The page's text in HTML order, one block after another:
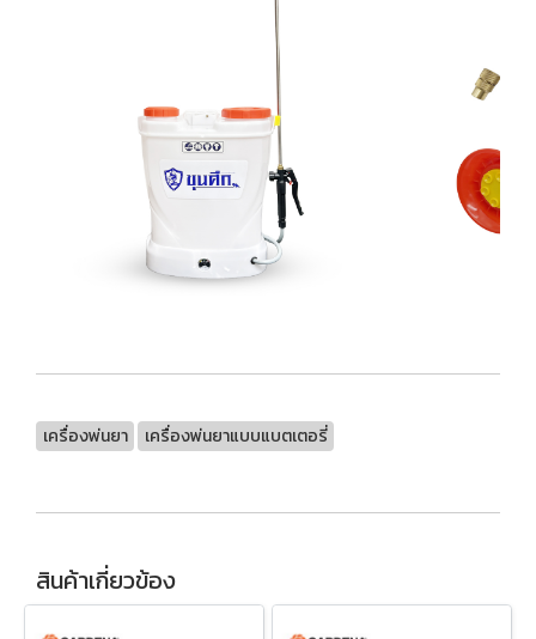
เครื่องพ่นยา เครื่องพ่นยาแบบแบตเตอรี่
สินค้าเกี่ยวข้อง